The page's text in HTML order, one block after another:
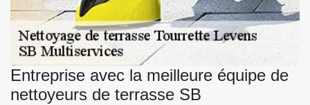
Entreprise avec la meilleure équipe de
nettoyeurs de terrasse SB